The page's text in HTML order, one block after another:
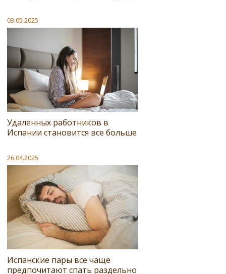
03.05.2025
Удаленных работников в
Испании становится все больше
26.04.2025
Испанские пары все чаще
предпочитают спать раздельно